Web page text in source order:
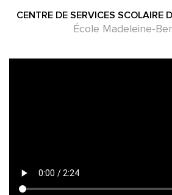
CENTRE DE SERVICES SCOLAIRE
École Madeleine-